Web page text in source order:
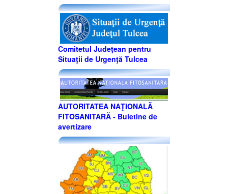
Comitetul Judeţean pentru
Situaţii de Urgenţă Tulcea
AUTORITATEA NAŢIONALĂ
FITOSANITARĂ - Buletine de
avertizare